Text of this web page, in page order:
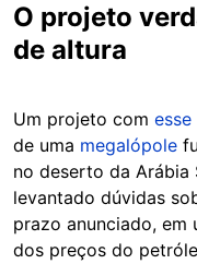
O projeto
de altura
Um projeto com esse
de uma megalópole
no deserto da Arábia
levantado dúvidas
prazo anunciado, em
dos preços do